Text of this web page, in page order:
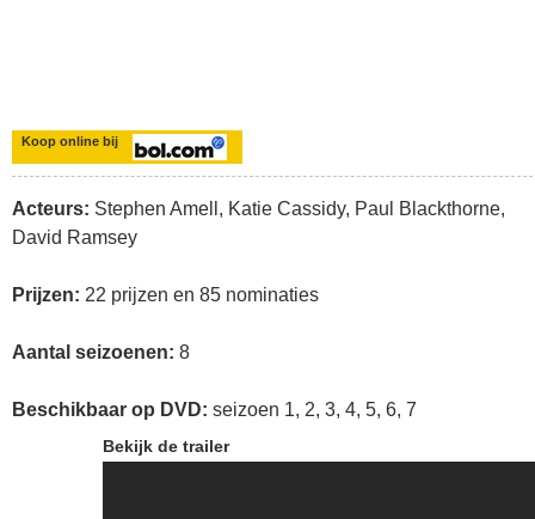
Koop online bij
Acteurs: Stephen Amell, Katie Cassidy, Paul Blackthorne,
David Ramsey
Prijzen: 22 prijzen en 85 nominaties
Aantal seizoenen: 8
Beschikbaar op DVD: seizoen 1, 2, 3, 4, 5, 6, 7
Bekijk de trailer